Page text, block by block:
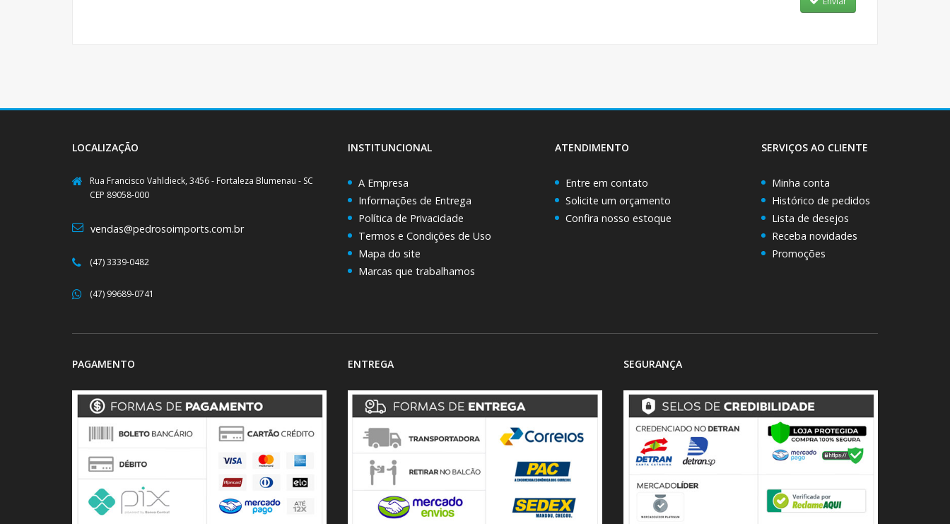
LOCALIZAÇÃO
Rua Francisco Vahldieck, 3456 - Fortaleza Blumenau - SC
CEP 89058-000
vendas@pedrosoimports.com.br
(47) 3339-0482
(47) 99689-0741
INSTITUNCIONAL
A Empresa
Informações de Entrega
Política de Privacidade
Termos e Condições de Uso
Mapa do site
Marcas que trabalhamos
ATENDIMENTO
Entre em contato
Solicite um orçamento
Confira nosso estoque
SERVIÇOS AO CLIENTE
Minha conta
Histórico de pedidos
Lista de desejos
Receba novidades
Promoções
PAGAMENTO ENTREGA SEGURANÇA